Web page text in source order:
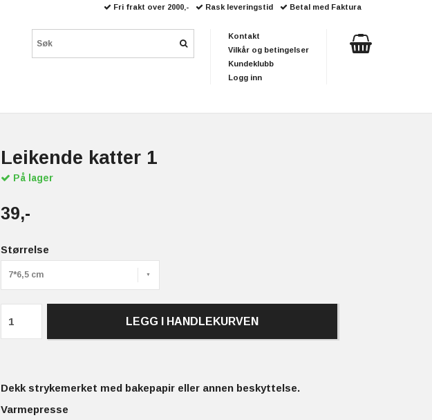
Leikende katter 1
På lager
39,-
Størrelse
7*6,5 cm
LEGG I HANDLEKURVEN
Dekk strykemerket med bakepapir eller annen beskyttelse.
Varmepresse
Fri frakt over 2000,- Rask leveringstid Betal med Faktura
Kontakt
Vilkår og betingelser
Kundeklubb
Logg inn